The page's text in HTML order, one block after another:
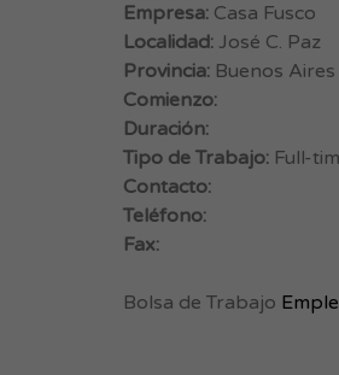
Empresa: Casa Fusco
Localidad: José C. Paz
Provincia: Buenos Aires
Comienzo:
Duración:
Tipo de Trabajo: Full-
Contacto:
Teléfono:
Fax:
Bolsa de Trabajo